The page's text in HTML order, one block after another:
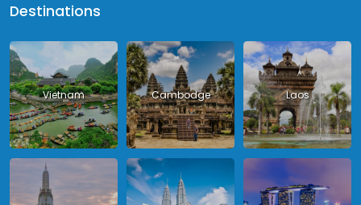
Destinations
Vietnam Cambodge Laos